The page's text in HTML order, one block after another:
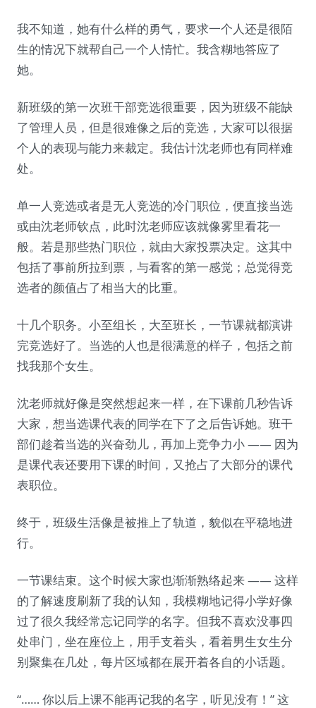
我不知道，她有什么样的勇气，要求一个人还是很陌
生的情况下就帮自己一个人情忙。我含糊地答应了
她。
新班级的第一次班干部竞选很重要，因为班级不能缺
了管理人员，但是很难像之后的竞选，大家可以很据
个人的表现与能力来裁定。我估计沈老师也有同样难
处。
单一人竞选或者是无人竞选的冷门职位，便直接当选
或由沈老师钦点，此时沈老师应该就像雾里看花一
般。若是那些热门职位，就由大家投票决定。这其中
包括了事前所拉到票，与看客的第一感觉；总觉得竞
选者的颜值占了相当大的比重。
十几个职务。小至组长，大至班长，一节课就都演讲
完竞选好了。当选的人也是很满意的样子，包括之前
找我那个女生。
沈老师就好像是突然想起来一样，在下课前几秒告诉
大家，想当选课代表的同学在下了之后告诉她。班干
部们趁着当选的兴奋劲儿，再加上竞争力小 —— 因为
是课代表还要用下课的时间，又抢占了大部分的课代
表职位。
终于，班级生活像是被推上了轨道，貌似在平稳地进
行。
一节课结束。这个时候大家也渐渐熟络起来 —— 这样
的了解速度刷新了我的认知，我模糊地记得小学好像
过了很久我经常忘记同学的名字。但我不喜欢没事四
处串门，坐在座位上，用手支着头，看着男生女生分
别聚集在几处，每片区域都在展开着各自的小话题。
“…… 你以后上课不能再记我的名字，听见没有！” 这